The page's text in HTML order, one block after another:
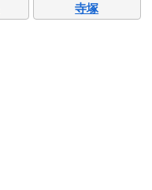
寺塚